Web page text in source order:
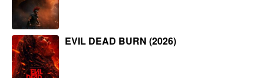
EVIL DEAD BURN (2026)